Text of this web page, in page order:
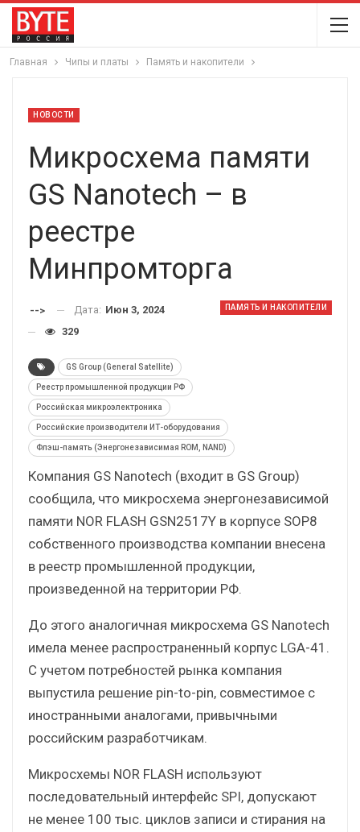
Главная Чипы и платы Память и накопители
НОВОСТИ
Микросхема памяти
GS Nanotech – в
реестре
Минпромторга
ПАМЯТЬ И НАКОПИТЕЛИ
--> Дата: Июн 3, 2024
329
GS Group (General Satellite)
Реестр промышленной продукции РФ
Российская микроэлектроника
Российские производители ИТ-оборудования
Флэш-память (Энергонезависимая ROM, NAND)
Компания GS Nanotech (входит в GS Group)
сообщила, что микросхема энергонезависимой
памяти NOR FLASH GSN2517Y в корпусе SOP8
собственного производства компании внесена
в реестр промышленной продукции,
произведенной на территории РФ.
До этого аналогичная микросхема GS Nanotech
имела менее распространенный корпус LGA-41.
С учетом потребностей рынка компания
выпустила решение pin-to-pin, совместимое с
иностранными аналогами, привычными
российским разработчикам.
Микросхемы NOR FLASH используют
последовательный интерфейс SPI, допускают
не менее 100 тыс. циклов записи и стирания на